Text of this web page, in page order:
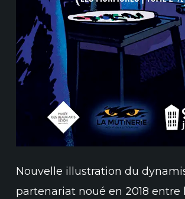
Nouvelle illustration du
partenariat noué en 2018 entre